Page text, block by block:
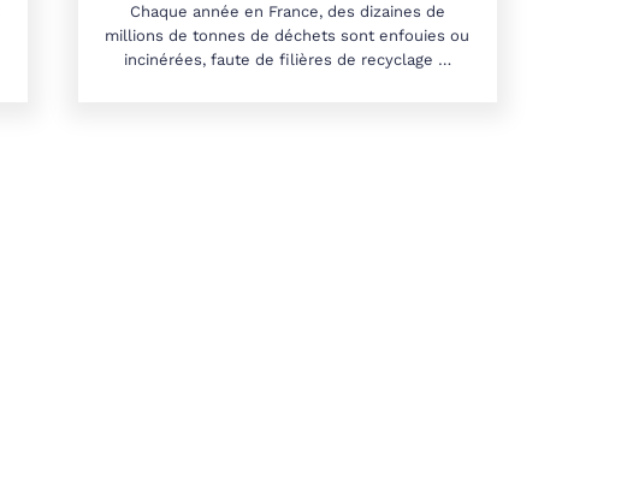
Chaque année en France, des dizaines de
millions de tonnes de déchets sont enfouies ou
incinérées, faute de filières de recyclage …